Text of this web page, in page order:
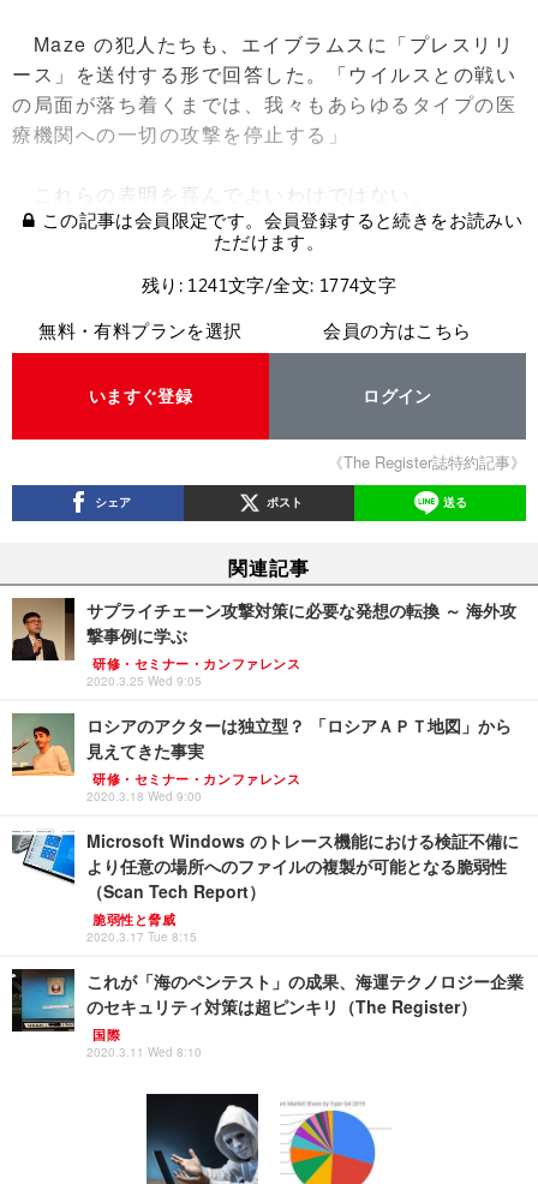
Maze の犯人たちも、エイブラムスに「プレスリリ
ース」を送付する形で回答した。「ウイルスとの戦い
の局面が落ち着くまでは、我々もあらゆるタイプの医
療機関への一切の攻撃を停止する」
これらの表明を喜んでよいわけではない。
この記事は会員限定です。会員登録すると続きをお読みい
ただけます。
残り: 1241文字/全文: 1774文字
無料・有料プランを選択
いますぐ登録
会員の方はこちら
ログイン
《The Register誌特約記事》
シェア ポスト 送る
関連記事
サプライチェーン攻撃対策に必要な発想の転換 ～ 海外攻
撃事例に学ぶ
研修・セミナー・カンファレンス
2020.3.25 Wed 9:05
ロシアのアクターは独立型？ 「ロシアＡＰＴ地図」から
見えてきた事実
研修・セミナー・カンファレンス
2020.3.18 Wed 9:00
Microsoft Windows のトレース機能における検証不備に
より任意の場所へのファイルの複製が可能となる脆弱性
（Scan Tech Report）
脆弱性と脅威
2020.3.17 Tue 8:15
これが「海のペンテスト」の成果、海運テクノロジー企業
のセキュリティ対策は超ピンキリ（The Register）
国際
2020.3.11 Wed 8:10